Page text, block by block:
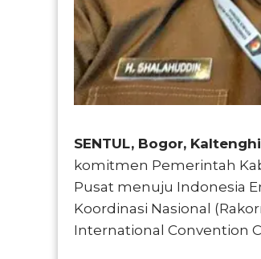
SENTUL, Bogor,
komitmen Pemerintah
Pusat menuju Indonesia
Koordinasi Nasional
International Convention